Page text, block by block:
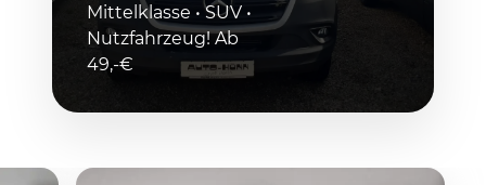
Mittelklasse • SUV •
Nutzfahrzeug! Ab
49,-€